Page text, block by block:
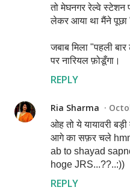
तो मेघनगर रेल्वे स्टेशन
लेकर आया था मैंने पूछा
जबाब मिला "पहली
पर नारियल फ़ोडूँगा।
REPLY
Ria Sharma
ओह तो ये यायावरी
आगे का सफ़र चले
ab to shayad
hoge JRS...??..:))
REPLY